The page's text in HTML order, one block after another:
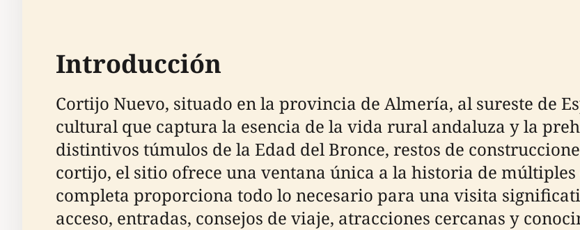
Introducción
Cortijo Nuevo, situado en la provincia de Almería, al sureste de
cultural que captura la esencia de la vida rural andaluza y la
distintivos túmulos de la Edad del Bronce, restos de
cortijo, el sitio ofrece una ventana única a la historia de múltiples
completa proporciona todo lo necesario para una visita
acceso, entradas, consejos de viaje, atracciones cercanas y